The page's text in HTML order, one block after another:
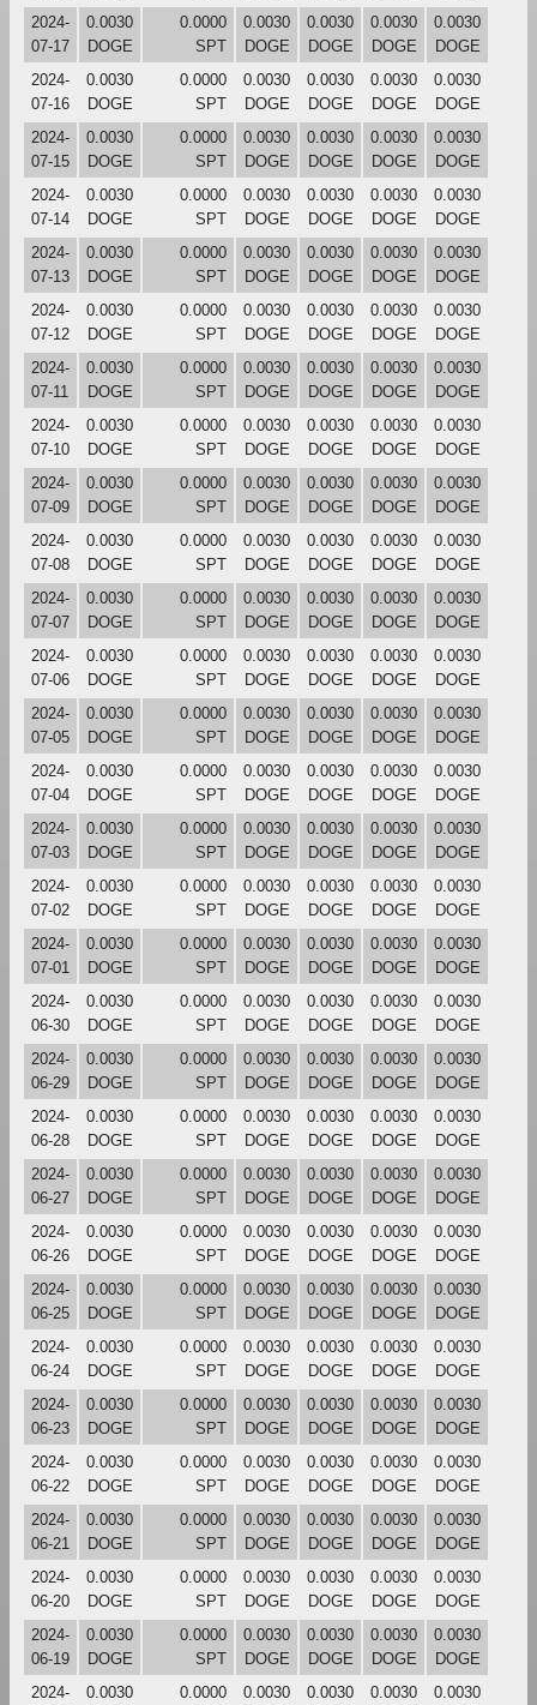
2024-
07-17
0.0030
DOGE
0.0000
SPT
0.0030
DOGE
0.0030
DOGE
0.0030
DOGE
0.0030
DOGE
2024-
07-16
0.0030
DOGE
0.0000
SPT
0.0030
DOGE
0.0030
DOGE
0.0030
DOGE
0.0030
DOGE
2024-
07-15
0.0030
DOGE
0.0000
SPT
0.0030
DOGE
0.0030
DOGE
0.0030
DOGE
0.0030
DOGE
2024-
07-14
0.0030
DOGE
0.0000
SPT
0.0030
DOGE
0.0030
DOGE
0.0030
DOGE
0.0030
DOGE
2024-
07-13
0.0030
DOGE
0.0000
SPT
0.0030
DOGE
0.0030
DOGE
0.0030
DOGE
0.0030
DOGE
2024-
07-12
0.0030
DOGE
0.0000
SPT
0.0030
DOGE
0.0030
DOGE
0.0030
DOGE
0.0030
DOGE
2024-
07-11
0.0030
DOGE
0.0000
SPT
0.0030
DOGE
0.0030
DOGE
0.0030
DOGE
0.0030
DOGE
2024-
07-10
0.0030
DOGE
0.0000
SPT
0.0030
DOGE
0.0030
DOGE
0.0030
DOGE
0.0030
DOGE
2024-
07-09
0.0030
DOGE
0.0000
SPT
0.0030
DOGE
0.0030
DOGE
0.0030
DOGE
0.0030
DOGE
2024-
07-08
0.0030
DOGE
0.0000
SPT
0.0030
DOGE
0.0030
DOGE
0.0030
DOGE
0.0030
DOGE
2024-
07-07
0.0030
DOGE
0.0000
SPT
0.0030
DOGE
0.0030
DOGE
0.0030
DOGE
0.0030
DOGE
2024-
07-06
0.0030
DOGE
0.0000
SPT
0.0030
DOGE
0.0030
DOGE
0.0030
DOGE
0.0030
DOGE
2024-
07-05
0.0030
DOGE
0.0000
SPT
0.0030
DOGE
0.0030
DOGE
0.0030
DOGE
0.0030
DOGE
2024-
07-04
0.0030
DOGE
0.0000
SPT
0.0030
DOGE
0.0030
DOGE
0.0030
DOGE
0.0030
DOGE
2024-
07-03
0.0030
DOGE
0.0000
SPT
0.0030
DOGE
0.0030
DOGE
0.0030
DOGE
0.0030
DOGE
2024-
07-02
0.0030
DOGE
0.0000
SPT
0.0030
DOGE
0.0030
DOGE
0.0030
DOGE
0.0030
DOGE
2024-
07-01
0.0030
DOGE
0.0000
SPT
0.0030
DOGE
0.0030
DOGE
0.0030
DOGE
0.0030
DOGE
2024-
06-30
0.0030
DOGE
0.0000
SPT
0.0030
DOGE
0.0030
DOGE
0.0030
DOGE
0.0030
DOGE
2024-
06-29
0.0030
DOGE
0.0000
SPT
0.0030
DOGE
0.0030
DOGE
0.0030
DOGE
0.0030
DOGE
2024-
06-28
0.0030
DOGE
0.0000
SPT
0.0030
DOGE
0.0030
DOGE
0.0030
DOGE
0.0030
DOGE
2024-
06-27
0.0030
DOGE
0.0000
SPT
0.0030
DOGE
0.0030
DOGE
0.0030
DOGE
0.0030
DOGE
2024-
06-26
0.0030
DOGE
0.0000
SPT
0.0030
DOGE
0.0030
DOGE
0.0030
DOGE
0.0030
DOGE
2024-
06-25
0.0030
DOGE
0.0000
SPT
0.0030
DOGE
0.0030
DOGE
0.0030
DOGE
0.0030
DOGE
2024-
06-24
0.0030
DOGE
0.0000
SPT
0.0030
DOGE
0.0030
DOGE
0.0030
DOGE
0.0030
DOGE
2024-
06-23
0.0030
DOGE
0.0000
SPT
0.0030
DOGE
0.0030
DOGE
0.0030
DOGE
0.0030
DOGE
2024-
06-22
0.0030
DOGE
0.0000
SPT
0.0030
DOGE
0.0030
DOGE
0.0030
DOGE
0.0030
DOGE
2024-
06-21
0.0030
DOGE
0.0000
SPT
0.0030
DOGE
0.0030
DOGE
0.0030
DOGE
0.0030
DOGE
2024-
06-20
0.0030
DOGE
0.0000
SPT
0.0030
DOGE
0.0030
DOGE
0.0030
DOGE
0.0030
DOGE
2024-
06-19
0.0030
DOGE
0.0000
SPT
0.0030
DOGE
0.0030
DOGE
0.0030
DOGE
0.0030
DOGE
2024-
0.0030
0.0000
0.0030
0.0030
0.0030
0.0030